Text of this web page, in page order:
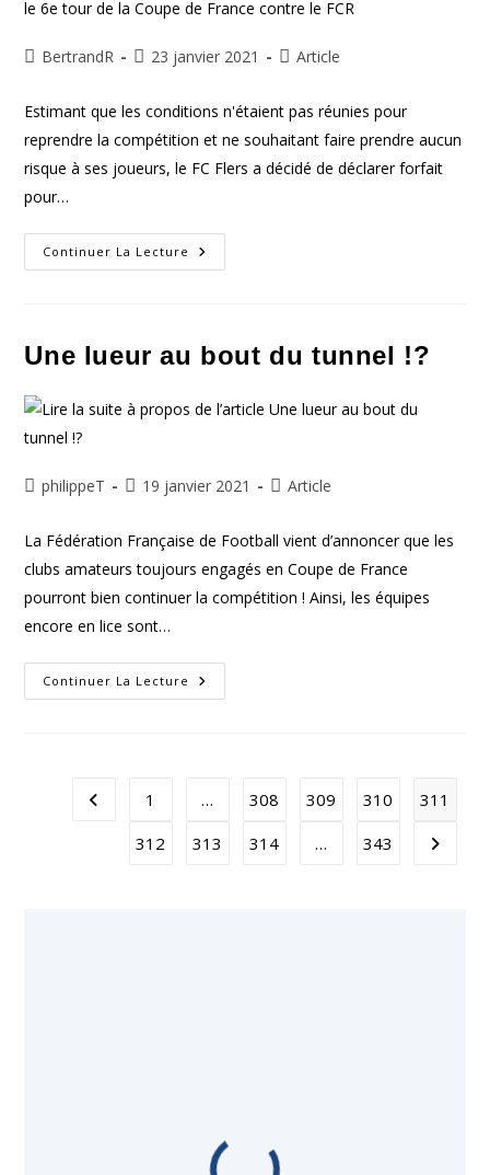
Auteur/autrice
la
publication :
BertrandR
Publication
23 janvier 2021
PostArticle
Estimant que les conditions n'étaient pas réunies pour
reprendre la compétition et ne souhaitant faire prendre aucun
risque à ses joueurs, le FC Flers a décidé de déclarer forfait
pour…
Continuer La Lecture Le
FC
Le
6e
La
Coupe
Le
FCR
Une lueur au bout du tunnel !?
Auteur/autrice
la
publication :
philippeT
Publication
19 janvier 2021
PostArticle
La Fédération Française de Football vient d’annoncer que les
clubs amateurs toujours engagés en Coupe de France
pourront bien continuer la compétition ! Ainsi, les équipes
encore en lice sont…
Continuer La Lecture Une
Lueur
Go to the previous page
1 … 308 309 310
311
312
313 314 … 343 Aller à